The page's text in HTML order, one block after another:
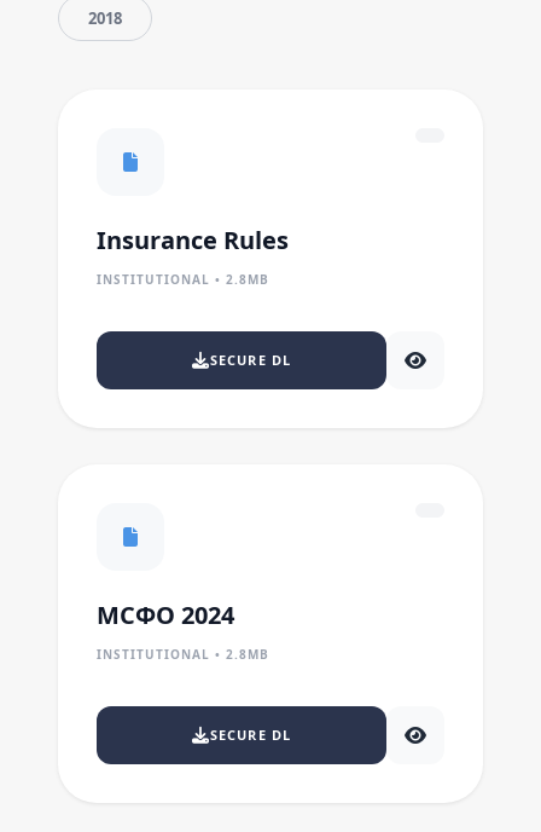
2018
Insurance Rules
INSTITUTIONAL • 2.8MB
SECURE DL
МСФО 2024
INSTITUTIONAL • 2.8MB
SECURE DL